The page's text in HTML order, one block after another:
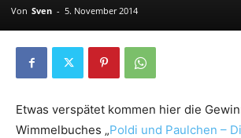
Von Sven - 5. November 2014
Etwas verspätet kommen hier die
Wimmelbuches „Poldi und Paulchen –